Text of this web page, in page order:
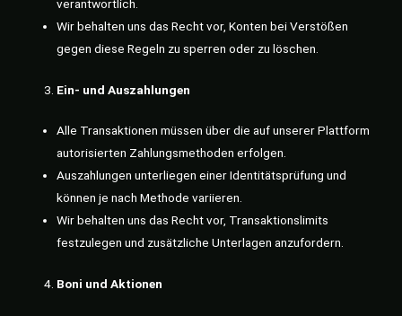
verantwortlich.
Wir behalten uns das Recht vor, Konten bei Verstößen
gegen diese Regeln zu sperren oder zu löschen.
Ein- und Auszahlungen
Alle Transaktionen müssen über die auf unserer Plattform
autorisierten Zahlungsmethoden erfolgen.
Auszahlungen unterliegen einer Identitätsprüfung und
können je nach Methode variieren.
Wir behalten uns das Recht vor, Transaktionslimits
festzulegen und zusätzliche Unterlagen anzufordern.
Boni und Aktionen